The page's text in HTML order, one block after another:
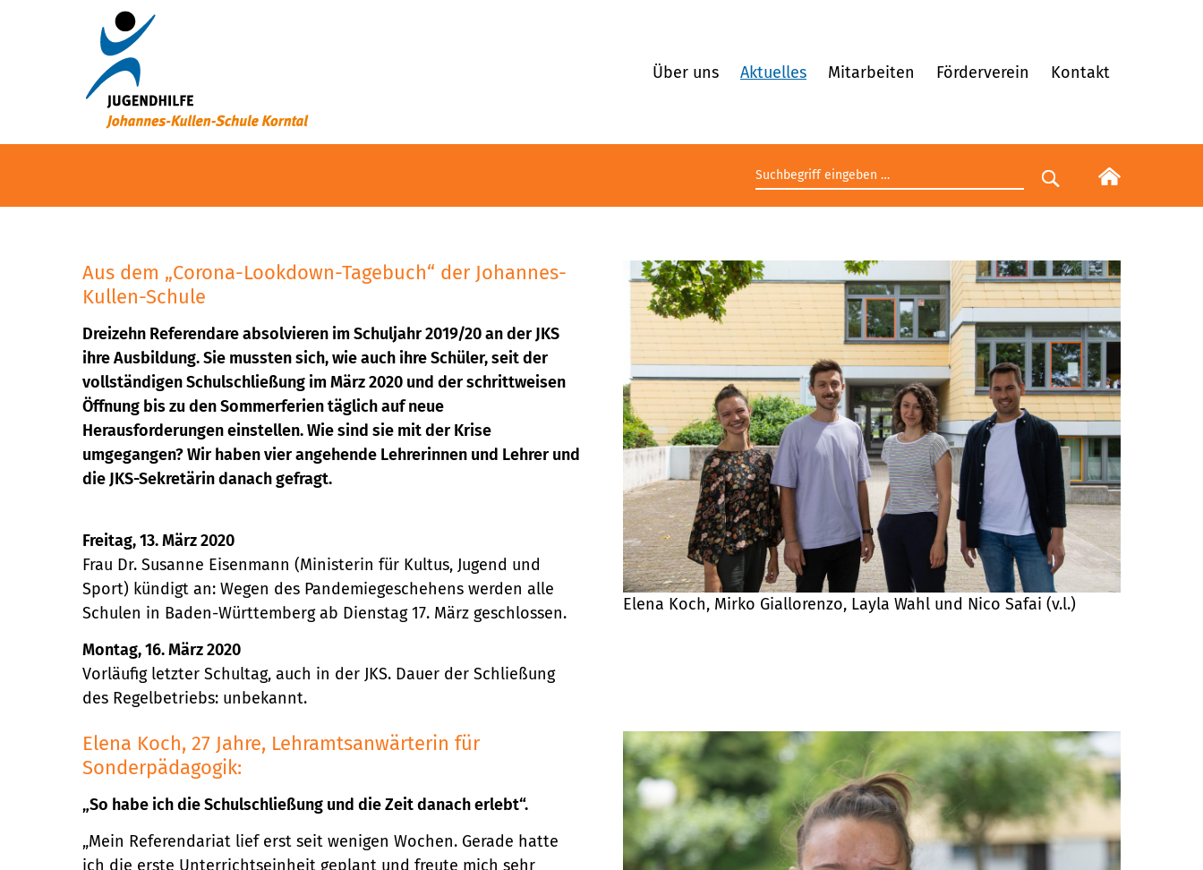
Über uns Aktuelles Mitarbeiten Förderverein Kontakt
Suchbegriff eingeben
Suche starten
Aus dem „Corona-Lookdown-Tagebuch“ der Johannes-
Kullen-Schule
Dreizehn Referendare absolvieren im Schuljahr 2019/20 an der JKS
ihre Ausbildung. Sie mussten sich, wie auch ihre Schüler, seit der
vollständigen Schulschließung im März 2020 und der schrittweisen
Öffnung bis zu den Sommerferien täglich auf neue
Herausforderungen einstellen. Wie sind sie mit der Krise
umgegangen? Wir haben vier angehende Lehrerinnen und Lehrer und
die JKS-Sekretärin danach gefragt.
Freitag, 13. März 2020
Frau Dr. Susanne Eisenmann (Ministerin für Kultus, Jugend und
Sport) kündigt an: Wegen des Pandemiegeschehens werden alle
Schulen in Baden-Württemberg ab Dienstag 17. März geschlossen.
Montag, 16. März 2020
Vorläufig letzter Schultag, auch in der JKS. Dauer der Schließung
des Regelbetriebs: unbekannt.
Elena Koch, Mirko Giallorenzo, Layla Wahl und Nico Safai (v.l.)
Elena Koch, 27 Jahre, Lehramtsanwärterin für
Sonderpädagogik:
„So habe ich die Schulschließung und die Zeit danach erlebt“.
„Mein Referendariat lief erst seit wenigen Wochen. Gerade hatte
ich die erste Unterrichtseinheit geplant und freute mich sehr